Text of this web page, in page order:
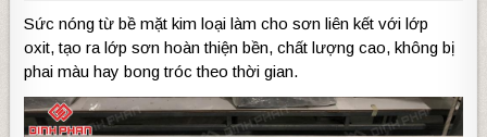
Sức nóng từ bề mặt kim loại làm cho sơn liên kết với lớp
oxit, tạo ra lớp sơn hoàn thiện bền, chất lượng cao, không bị
phai màu hay bong tróc theo thời gian.